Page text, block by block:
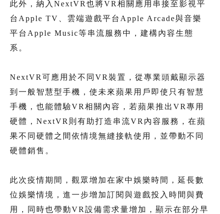
此外，納入NextVR也將VR相關應用串接至影視平
台Apple TV、雲端遊戲平台Apple Arcade與音樂
平台Apple Music等串流服務中，建構內容生態
系。
NextVR可應用於不同VR裝置，從專業頭戴顯示器
到一般智慧型手機，使未來蘋果用戶即使只有智慧
手機，也能體驗VR相關內容，若蘋果推出VR專用
硬體，NextVR則有助打造串流VR內容服務，在蘋
果不同硬體之間依情境無縫接軌使用，並帶動不同
硬體銷售。
此次疫情期間，觀眾增加在家中娛樂時間，延長數
位娛樂情境，進一步增加訂閱與遊戲投入時間與費
用，同時也帶動VR設備需求量增加，顯示在部分早